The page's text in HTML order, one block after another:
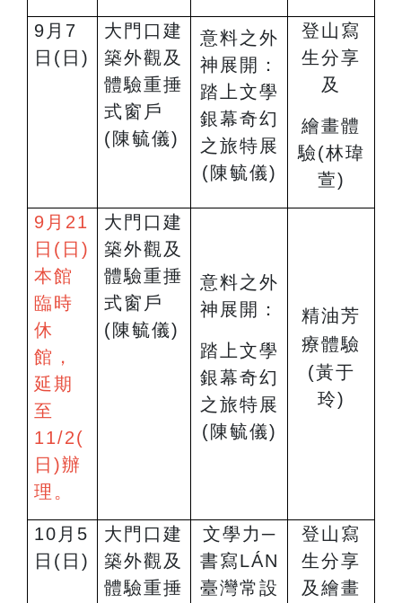
9 月7
日(日)
大門口建
築外觀及
體驗重捶
式窗戶
(陳毓儀)
意料之外
神展開：
踏上文學
銀幕奇幻
之旅特展
(陳毓儀)
登山寫
生分享
及
繪畫體
驗(林瑋
萱)
9 月21
日(日)
本館
臨時
休
館，
延期
至
11/2(
日)辦
理。
大門口建
築外觀及
體驗重捶
式窗戶
(陳毓儀)
意料之外
神展開：
踏上文學
銀幕奇幻
之旅特展
(陳毓儀)
精油芳
療體驗
(黃于
玲)
10 月5
日(日)
大門口建
築外觀及
體驗重捶
文學力─
書寫LÁN
臺灣常設
登山寫
生分享
及繪畫